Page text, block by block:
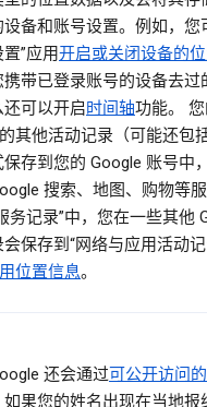
备和账号设置。例如，您
”应用开启或关闭设备的
带已登录账号的设备去过
可以开启时间轴功能。
其他活动记录（可能还包
存到您的 Google 账号中
搜索、地图、购物等
务记录”中，您在一些其他
保存到“网络与应用活动
位置信息。
还会通过可公开访问
果您的姓名出现在当地报